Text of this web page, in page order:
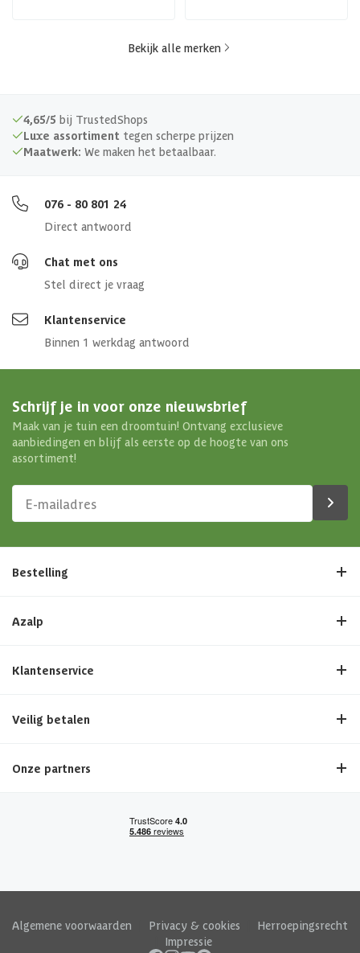
Bekijk alle merken
4,65/5 bij TrustedShops
Luxe assortiment tegen scherpe prijzen
Maatwerk: We maken het betaalbaar.
076 - 80 801 24
Direct antwoord
Chat met ons
Stel direct je vraag
Klantenservice
Binnen 1 werkdag antwoord
Schrijf je in voor onze nieuwsbrief
Maak van je tuin een droomtuin! Ontvang exclusieve
aanbiedingen en blijf als eerste op de hoogte van ons
assortiment!
Bestelling
Azalp
Klantenservice
Veilig betalen
Onze partners
Algemene voorwaarden Privacy & cookies
Herroepingsrecht
Impressie